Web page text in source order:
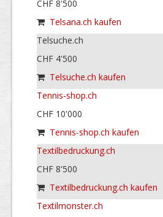
CHF 8'500
Telsana.ch kaufen
Telsuche.ch
CHF 4'500
Telsuche.ch kaufen
Tennis-shop.ch
CHF 10'000
Tennis-shop.ch kaufen
Textilbedruckung.ch
CHF 8'500
Textilbedruckung.ch kaufen
Textilmonster.ch